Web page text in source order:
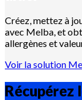
Créez, mettez à
avec Melba, et
allergènes et
Voir la solution